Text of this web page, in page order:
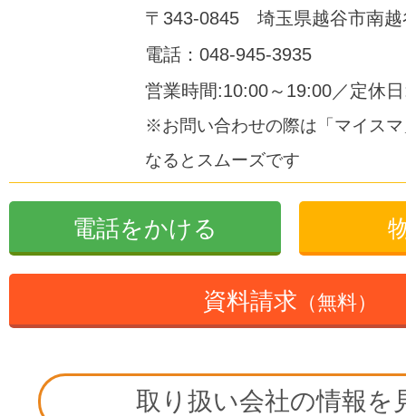
〒343-0845 埼玉県越谷市南越
電話：048-945-3935
営業時間:10:00～19:00／定休
※お問い合わせの際は「マイス
なるとスムーズです
電話をかける
資料請求 （無料）
取り扱い会社の情報を